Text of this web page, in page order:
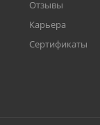
Отзывы
Карьера
Сертификаты